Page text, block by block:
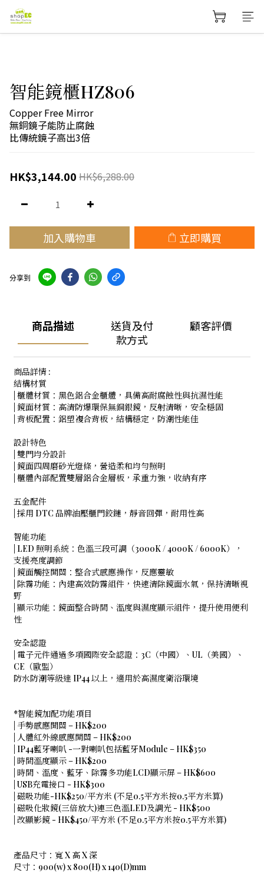
智能鏡櫃HZ806
Copper Free Mirror
無銅鏡子能防止腐蝕
比傳統鏡子高出3倍
HK$3,144.00 HK$6,288.00
加入購物車 立即購買
分享到
商品描述
送貨及付
款方式
顧客評價
商品詳情 :
結構材質
| 櫃體材質：黑色鋁合金櫃體，具備高耐腐蝕性與抗濕性能
| 鏡面材質：高清防爆環保無銅銀鏡，反射清晰，安全穩固
| 背板配置：鋁塑複合背板，結構穩定，防潮性能佳
設計特色
| 雙門均分設計
| 鏡面四周磨砂光燈條，營造柔和均勻照明
| 櫃體內部配置雙層鋁合金層板，承重力強，收納有序
五金配件
| 採用 DTC 品牌油壓櫃門鉸鏈，靜音回彈，耐用性高
智能功能
| LED 照明系統：色溫三段可調（3000K / 4000K / 6000K），
支援亮度調節
| 鏡面觸控開關：整合式感應操作，反應靈敏
| 除霧功能：內建高效防霧組件，快速清除鏡面水氣，保持清晰視
野
| 顯示功能：鏡面整合時間、溫度與濕度顯示組件，提升使用便利
性
安全認證
| 電子元件通過多項國際安全認證：3C（中國）、UL（美國）、
CE（歐盟）
防水防潮等級達 IP44 以上，適用於高濕度衛浴環境
*智能鏡加配功能項目
| 手勢感應開關 – HK$200
| 人體紅外線感應開關 – HK$200
| IP44藍牙喇叭 -一對喇叭包括藍牙Module – HK$350
| 時間溫度顯示 – HK$200
| 時間、溫度、藍牙、除霧多功能LCD顯示屏 – HK$600
| USB充電接口 - HK$300
| 磁吸功能-HK$250/平方米 (不足0.5平方米按0.5平方米算)
| 磁吸化妝鏡(三倍放大)連三色溫LED及調光 - HK$500
| 改顯影鏡 - HK$450/平方米 (不足0.5平方米按0.5平方米算)
產品尺寸：寬 X 高 X 深
尺寸：900(w) x 800(H) x 140(D)mm